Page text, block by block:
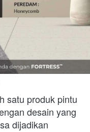
satu produk pintu
desain yang
dijadikan